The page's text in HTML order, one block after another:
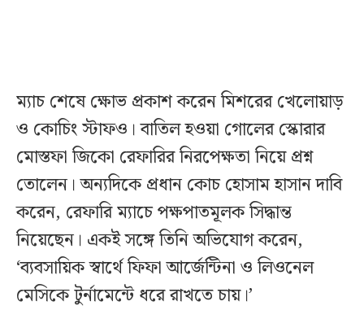
ম্যাচ শেষে ক্ষোভ প্রকাশ করেন মিশরের খেলোয়াড়
ও কোচিং স্টাফও। বাতিল হওয়া গোলের স্কোরার
মোস্তফা জিকো রেফারির নিরপেক্ষতা নিয়ে প্রশ্ন
তোলেন। অন্যদিকে প্রধান কোচ হোসাম হাসান দাবি
করেন, রেফারি ম্যাচে পক্ষপাতমূলক সিদ্ধান্ত
নিয়েছেন। একই সঙ্গে তিনি অভিযোগ করেন,
‘ব্যবসায়িক স্বার্থে ফিফা আর্জেন্টিনা ও লিওনেল
মেসিকে টুর্নামেন্টে ধরে রাখতে চায়।’